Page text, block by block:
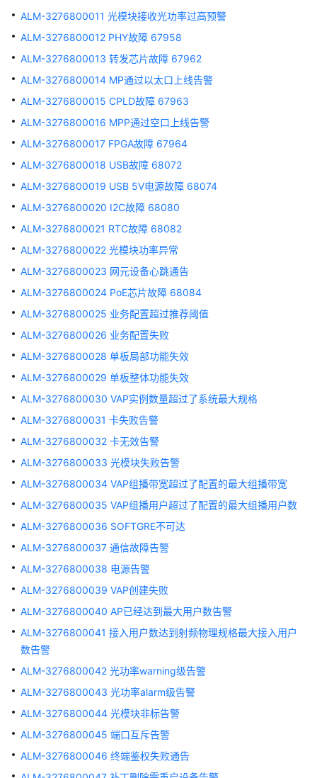
更
文
档
格
清
单
License
介
绍
设
备
告
处
理
版
本
AR
备
告
警
V500
版
本
告
警
版
本
备
告
警
ALM-
279966
设
ALM-3276800011 光模块接收光功率过高预警
ALM-3276800012 PHY故障 67958
ALM-3276800013 转发芯片故障 67962
ALM-3276800014 MP通过以太口上线告警
ALM-3276800015 CPLD故障 67963
ALM-3276800016 MPP通过空口上线告警
ALM-3276800017 FPGA故障 67964
ALM-3276800018 USB故障 68072
ALM-3276800019 USB 5V电源故障 68074
ALM-3276800020 I2C故障 68080
ALM-3276800021 RTC故障 68082
ALM-3276800022 光模块功率异常
ALM-3276800023 网元设备心跳通告
ALM-3276800024 PoE芯片故障 68084
ALM-3276800025 业务配置超过推荐阈值
ALM-3276800026 业务配置失败
ALM-3276800028 单板局部功能失效
ALM-3276800029 单板整体功能失效
ALM-3276800030 VAP实例数量超过了系统最大规格
ALM-3276800031 卡失败告警
ALM-3276800032 卡无效告警
ALM-3276800033 光模块失败告警
ALM-3276800034 VAP组播带宽超过了配置的最大组播带宽
ALM-3276800035 VAP组播用户超过了配置的最大组播用户数
ALM-3276800036 SOFTGRE不可达
ALM-3276800037 通信故障告警
ALM-3276800038 电源告警
ALM-3276800039 VAP创建失败
ALM-3276800040 AP已经达到最大用户数告警
ALM-3276800041 接入用户数达到射频物理规格最大接入用户
数告警
ALM-3276800042 光功率warning级告警
ALM-3276800043 光功率alarm级告警
ALM-3276800044 光模块非标告警
ALM-3276800045 端口互斥告警
ALM-3276800046 终端鉴权失败通告